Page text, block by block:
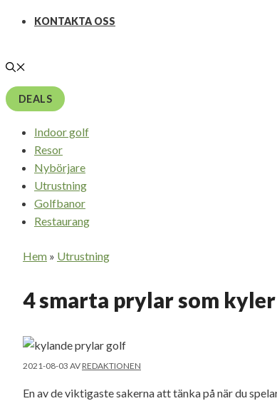
KONTAKTA OSS
DEALS
Indoor golf
Resor
Nybörjare
Utrustning
Golfbanor
Restaurang
Hem » Utrustning
4 smarta prylar som
2021-08-03 AVREDAKTIONEN
En av de viktigaste sakerna att tänka på när du